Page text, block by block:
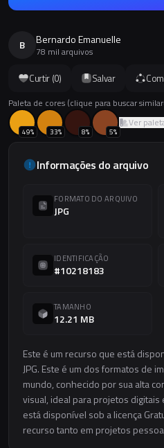
Curtir (0) Salvar
Paleta de cores (clique para buscar
49% 33% 8% 5%
Ver
Informações do arquivo
FORMATO DO ARQUIVO
JPG
IDENTIFICAÇÃO
#10218183
TAMANHO
12.21 MB
Este é um recurso que está
JPG. Este é um dos formatos de
mundo, conhecido por sua alta
visual, ideal para projetos
está disponível sob a licença
recurso tanto em projetos
B Bernardo Emanuelle
78 mil arquivos